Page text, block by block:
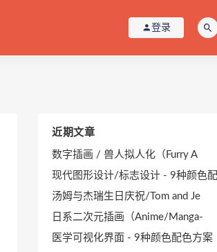
登录
近期文章
数字插画 / 兽人拟人化（Furry A
现代图形设计/标志设计 - 9种颜色
汤姆与杰瑞生日庆祝/Tom and Je
日系二次元插画（Anime/Manga-
医学可视化界面 - 9种颜色配色方案